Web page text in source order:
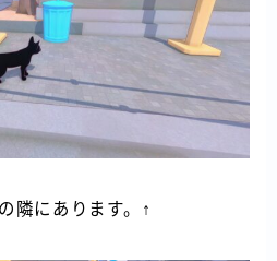
隣にあります。↑